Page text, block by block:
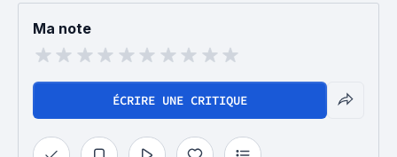
Ma note
ÉCRIRE UNE CRITIQUE